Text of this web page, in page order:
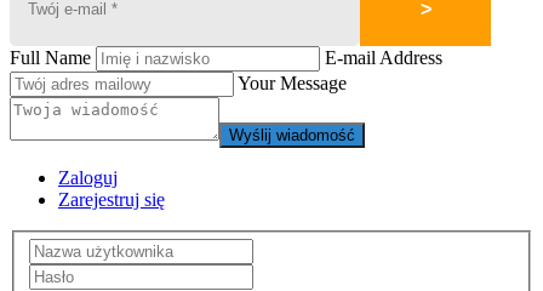
Full Name
E-mail Address
Your Message
Wyślij wiadomość
Zaloguj
Zarejestruj się